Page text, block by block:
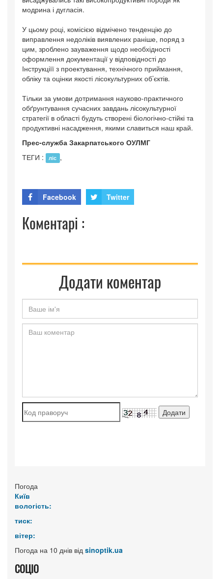
модрина і дугласія.
У цьому році, комісією відмічено тенденцію до
виправлення недоліків виявлених раніше, поряд з
цим, зроблено зауваження щодо необхідності
оформлення документації у відповідності до
Інструкціїї з проектування, технічного приймання,
обліку та оцінки якості лісокультурних об’єктів.
Тільки за умови дотримання науково-практичного
обґрунтування сучасних завдань лісокультурної
стратегії в області будуть створені біологічно-стійкі та
продуктивні насадження, якими славиться наш край.
Прес-служба Закарпатського ОУЛМГ
ТЕГИ :
ліс ,
Facebook Twitter
Коментарі :
Додати коментар
Погода
Київ
вологість:
тиск:
вітер:
Погода на 10 днів від sinoptik.ua
СОЦІО